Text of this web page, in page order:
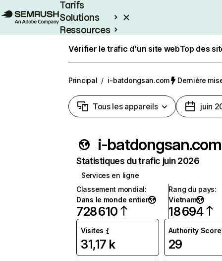
Tarifs
Solutions
Ressources
Vérifier le trafic d'un site webTop des
Principal / i-batdongsan.com Dernière
Tous les appareils juin
i-batdongsan.com
Statistiques du trafic juin 2026
Services en ligne
Classement mondial:
Dans le monde entier
728 610
Rang du pays:
Vietnam
18 694
Visites
31,17 k
Authority Score
29